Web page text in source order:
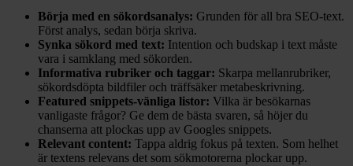
Börja med en sökordsanalys: Grunden för all bra SEO-text.
Först analys, sedan börja skriva.
Synka sökord med text: Intention och budskap i text måste
vara i samklang med sökorden.
Informativa rubriker och taggar: Skarpa mellanrubriker,
sökordsdöpta bildfiler och träffsäker metabeskrivning.
Featured snippets-vänliga listor: Vilka är besökarnas
vanligaste frågor? Ge dem de bästa svaren, så höjer du
chanserna att plockas upp av Googles snippets.
Relevant content: Tappa aldrig fokus på texten. Som helhet
är textens relevans det som sökmotorerna plockar upp.